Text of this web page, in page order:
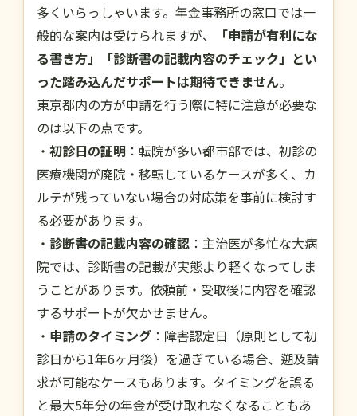
多くいらっしゃいます。年金事務所の窓口では一
般的な案内は受けられますが、
「申請が有利にな
る書き方」「診断書の記載内容のチェック」とい
った踏み込んだサポートは期待できません。
東京都内の方が申請を行う際に特に注意が必要な
のは以下の点です。
・ 初診日の証明：転院が多い都市部では、初診の
医療機関が廃院・移転しているケースが多く、カ
ルテが残っていない場合の対応策を事前に検討す
る必要があります。
・ 診断書の記載内容の確認：主治医が多忙な大病
院では、診断書の記載が実態より軽くなってしま
うことがあります。依頼前・受取後に内容を確認
するサポートが欠かせません。
・ 申請のタイミング：障害認定日（原則として初
診日から1年6ヶ月後）を過ぎている場合、遡及請
求が可能なケースもあります。タイミングを誤る
と最大5年分の年金が受け取れなくなることもあ